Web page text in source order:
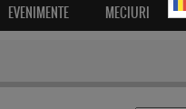
EVENIMENTE MECIURI